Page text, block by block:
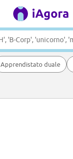
Apprendistato duale